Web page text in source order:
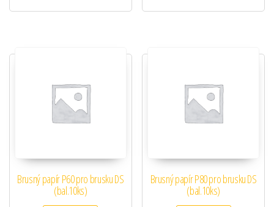
Brusný papír P60 pro brusku DS
(bal.10ks)
Brusný papír P80 pro brusku DS
(bal.10ks)